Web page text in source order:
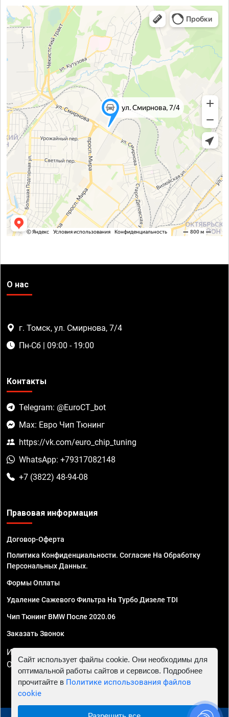
О нас
г. Томск, ул. Смирнова, 7/4
Пн-Сб | 09:00 - 19:00
Контакты
Telegram: @EuroCT_bot
Max: Евро Чип Тюнинг
https://vk.com/euro_chip_tuning
WhatsApp: +79317082148
+7 (3822) 48-94-08
Правовая информация
Договор-Оферта
Политика Конфиденциальности. Согласие На Обработку
Персональных Данных.
Формы Оплаты
Удаление Сажевого Фильтра На Турбо Дизеле TDI
Чип Тюнинг BMW После 2020.06
Заказать Звонок
ИП Смирнов Георгий Павлович. ИНН 781302555843,
ОГРНИП 324470400032610
Сайт использует файлы cookie. Они необходимы для
оптимальной работы сайтов и сервисов. Подробнее
прочитайте в Политике использования файлов
cookie